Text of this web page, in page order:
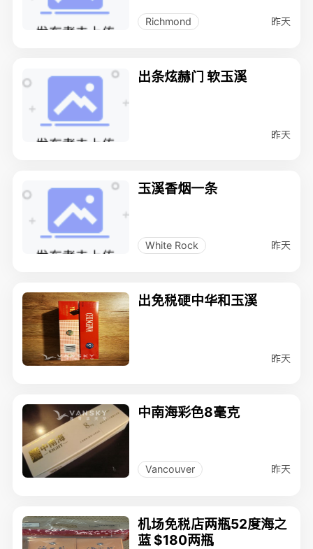
Richmond 昨天
出条炫赫门 软玉溪
昨天
玉溪香烟一条
White Rock 昨天
出免税硬中华和玉溪
昨天
中南海彩色8毫克
Vancouver 昨天
机场免税店两瓶52度海之
蓝 $180两瓶